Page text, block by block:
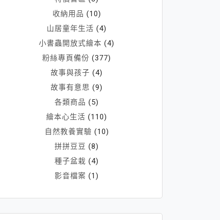
收納用品 (10)
山居童年生活 (4)
小書蟲開放式繪本 (4)
粉絲專頁備份 (377)
故事與孩子 (4)
故事有意思 (9)
各類商品 (5)
繪本心生活 (110)
自然教養實驗 (10)
拼拼豆豆 (8)
種子盆栽 (4)
影音檔案 (1)